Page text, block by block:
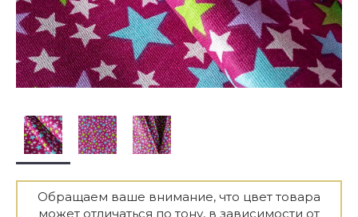
Обращаем ваше внимание, что цвет товара
может отличаться по тону, в зависимости от